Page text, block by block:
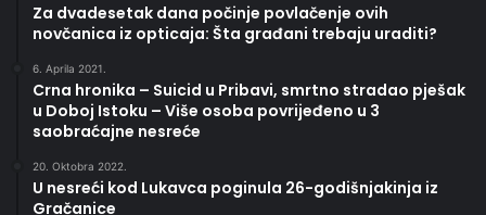
Za dvadesetak dana počinje povlačenje ovih
novčanica iz opticaja: Šta građani trebaju uraditi?
6. Aprila 2021.
Crna hronika – Suicid u Pribavi, smrtno stradao pješak
u Doboj Istoku – Više osoba povrijeđeno u 3
saobraćajne nesreće
20. Oktobra 2022.
U nesreći kod Lukavca poginula 26-godišnjakinja iz
Gračanice